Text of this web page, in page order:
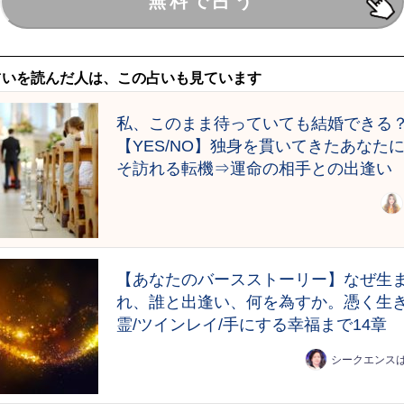
を読んだ人は、この占いも見ています
私、このまま待っていても結婚できる？
【YES/NO】独身を貫いてきたあなた
そ訪れる転機⇒運命の相手との出逢い
【あなたのバースストーリー】なぜ生ま
れ、誰と出逢い、何を為すか。憑く生き
霊/ツインレイ/手にする幸福まで14章
シークエンス